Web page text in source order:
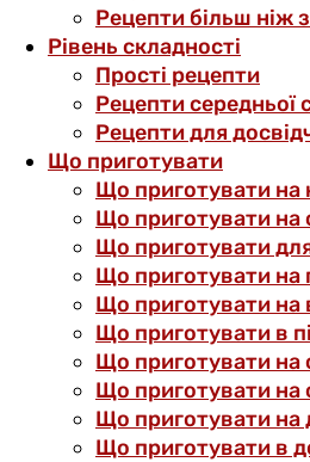
Рецепти більш ніж
Рівень складності
Прості рецепти
Рецепти середньої
Рецепти для
Що приготувати
Що приготувати на
Що приготувати на
Що приготувати
Що приготувати на
Що приготувати на
Що приготувати в
Що приготувати на
Що приготувати на
Що приготувати на
Що приготувати в